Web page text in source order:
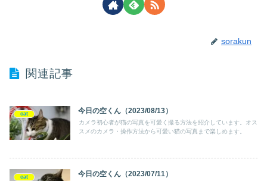
sorakun
関連記事
cat 今日の空くん（2023/08/13）
カメラ初心者が猫の写真を可愛く撮る方法を紹介しています。オス
スメのカメラ・操作方法から可愛い猫の写真まで楽しめます。
cat 今日の空くん（2023/07/11）